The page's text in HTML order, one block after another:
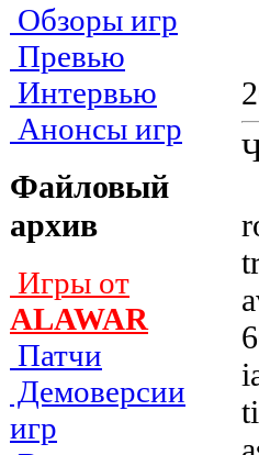
Обзоры игр
Превью
Интервью
Анонсы игр
Файловый
архив
Игры от
ALAWAR
Патчи
Демоверсии
игр